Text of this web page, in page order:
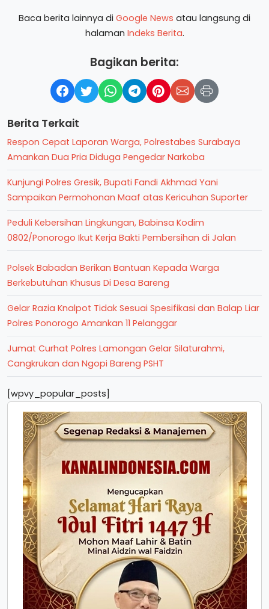
Baca berita lainnya di Google News atau langsung di
halaman Indeks Berita.
Bagikan berita:
Berita Terkait
Respon Cepat Laporan Warga, Polrestabes Surabaya
Amankan Dua Pria Diduga Pengedar Narkoba
Kunjungi Polres Gresik, Bupati Fandi Akhmad Yani
Sampaikan Permohonan Maaf atas Kericuhan Suporter
Peduli Kebersihan Lingkungan, Babinsa Kodim
0802/Ponorogo Ikut Kerja Bakti Pembersihan di Jalan
Polsek Babadan Berikan Bantuan Kepada Warga
Berkebutuhan Khusus Di Desa Bareng
Gelar Razia Knalpot Tidak Sesuai Spesifikasi dan Balap Liar
Polres Ponorogo Amankan 11 Pelanggar
Jumat Curhat Polres Lamongan Gelar Silaturahmi,
Cangkrukan dan Ngopi Bareng PSHT
[wpvy_popular_posts]